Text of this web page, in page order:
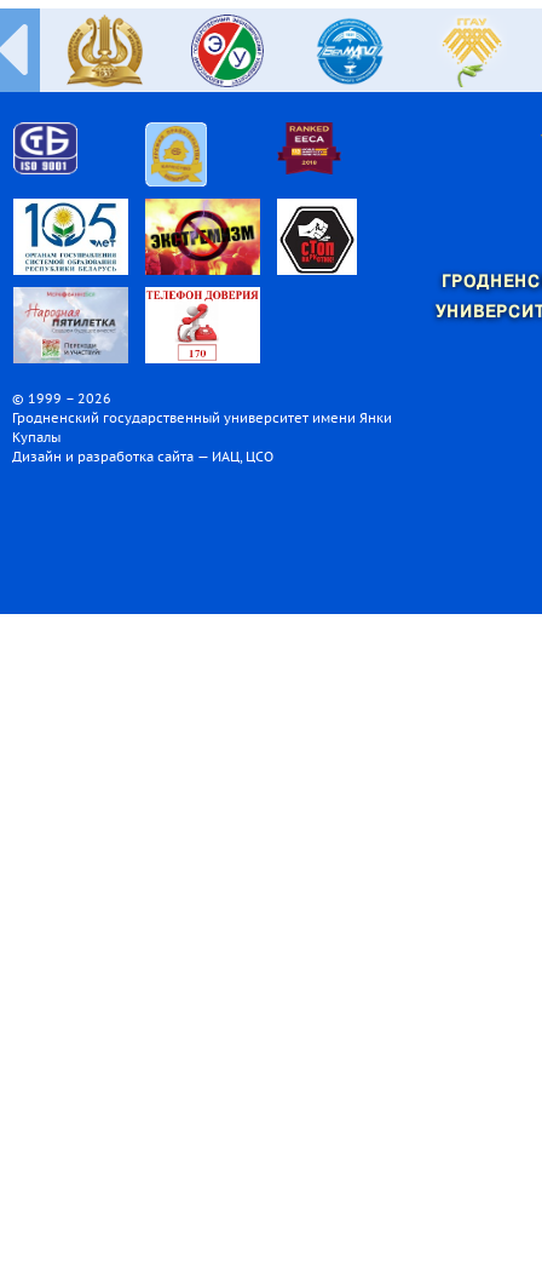
© 1999 – 2026
Гродненский государственный университет имени Янки
Купалы
Дизайн и разработка сайта — ИАЦ, ЦСО